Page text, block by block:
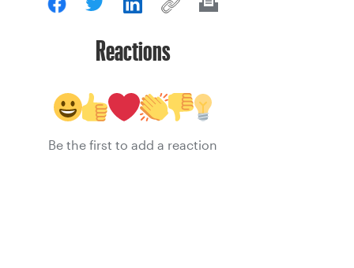
Reactions
Be the first to add a reaction